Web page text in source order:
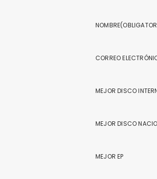
NOMBRE
CORREO
MEJOR DISCO
MEJOR DISCO
MEJOR EP